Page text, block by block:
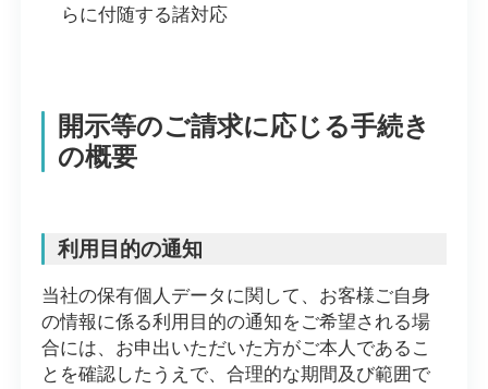
らに付随する諸対応
開示等のご請求に応じる手続き
の概要
利用目的の通知
当社の保有個人データに関して、お客様ご自身
の情報に係る利用目的の通知をご希望される場
合には、お申出いただいた方がご本人であるこ
とを確認したうえで、合理的な期間及び範囲で